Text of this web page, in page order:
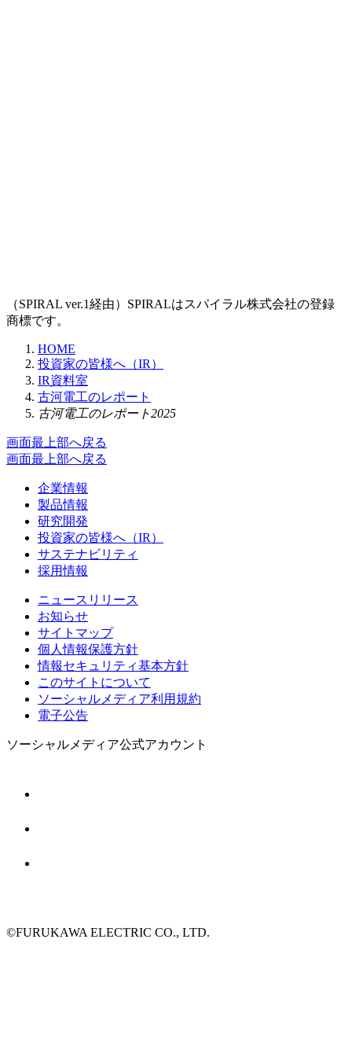
（SPIRAL ver.1経由）SPIRALはスパイラル株式会社の登録
商標です。
HOME
投資家の皆様へ（IR）
IR資料室
古河電工のレポート
古河電工のレポート2025
画面最上部へ戻る
画面最上部へ戻る
企業情報
製品情報
研究開発
投資家の皆様へ（IR）
サステナビリティ
採用情報
ニュースリリース
お知らせ
サイトマップ
個人情報保護方針
情報セキュリティ基本方針
このサイトについて
ソーシャルメディア利用規約
電子公告
ソーシャルメディア公式アカウント
©FURUKAWA ELECTRIC CO., LTD.